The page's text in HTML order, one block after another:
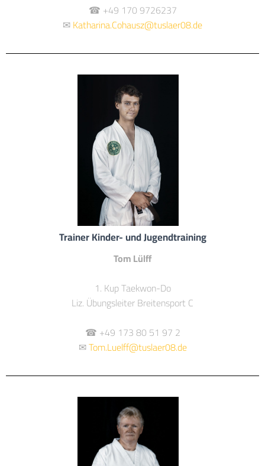
☎ +49 170 9726237
✉Katharina.Cohausz@tuslaer08.de
Trainer Kinder- und Jugendtraining
Tom Lülff
1. Kup Taekwon-Do
Liz. Übungsleiter Breitensport C
☎ +49 173 80 51 97 2
✉Tom.Luelff@tuslaer08.de